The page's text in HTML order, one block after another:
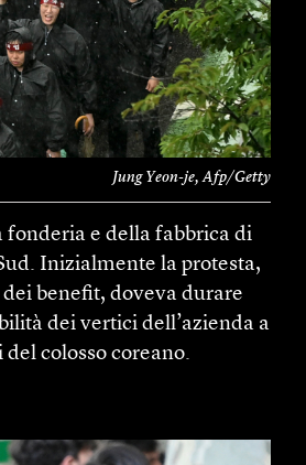
Jung Yeon-je, Afp/Getty
fonderia e della fabbrica di
Inizialmente la protesta,
benefit, doveva durare
dei vertici dell’azienda a
colosso coreano.